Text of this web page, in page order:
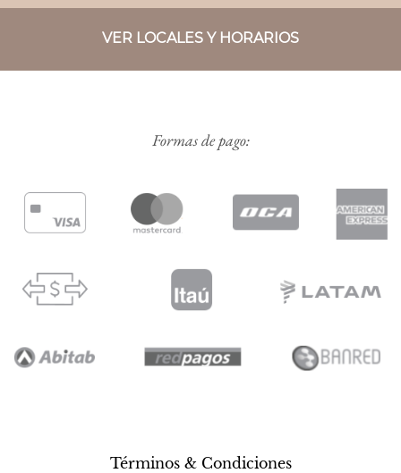
VER LOCALES Y HORARIOS
Formas de pago:
Términos & Condiciones